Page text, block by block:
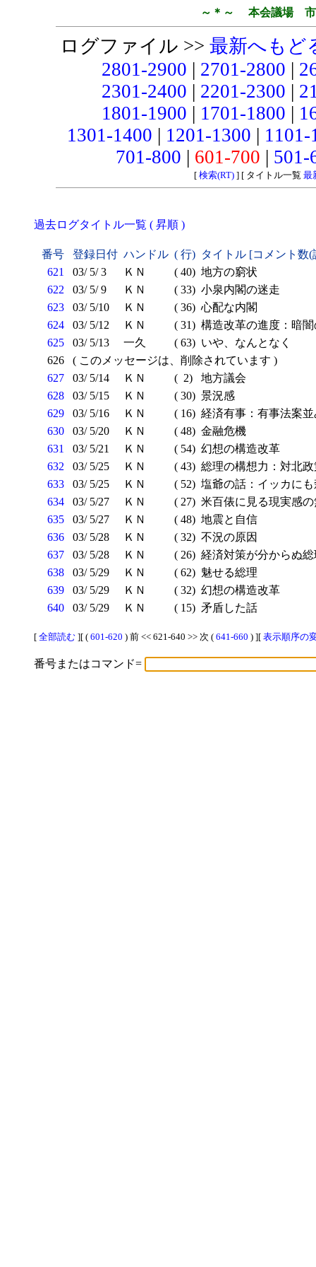
～＊～ 本会議場 市
ログファイル >> 最新へもど
2801-2900 | 2701-2800 |
2301-2400 | 2201-2300 |
1801-1900 | 1701-1800 |
1301-1400 | 1201-1300 |
701-800 | 601-700 |
[ 検索(RT)] [ タイトル一覧 最
過去ログタイトル一覧 ( 昇順 )
番号 登録日付 ハンドル ( 行) タイトル [コメント数
621
03/ 5/ 3 ＫＮ ( 40) 地方の窮状
622
03/ 5/ 9 ＫＮ ( 33) 小泉内閣の迷走
623
03/ 5/10 ＫＮ ( 36) 心配な内閣
624
03/ 5/12 ＫＮ ( 31) 構造改革の進度：暗
625
03/ 5/13 一久 ( 63) いや、なんとなく
626
( このメッセージは、削除されています )
627
03/ 5/14 ＫＮ ( 2)
地方議会
628
03/ 5/15 ＫＮ ( 30) 景況感
629
03/ 5/16 ＫＮ ( 16) 経済有事：有事法案
630
03/ 5/20 ＫＮ ( 48) 金融危機
631
03/ 5/21 ＫＮ ( 54) 幻想の構造改革
632
03/ 5/25 ＫＮ ( 43) 総理の構想力：対北政
633
03/ 5/25 ＫＮ ( 52) 塩爺の話：イッカに
634
03/ 5/27 ＫＮ ( 27) 米百俵に見る現実感
635
03/ 5/27 ＫＮ ( 48) 地震と自信
636
03/ 5/28 ＫＮ ( 32) 不況の原因
637
03/ 5/28 ＫＮ ( 26) 経済対策が分からぬ総
638
03/ 5/29 ＫＮ ( 62) 魅せる総理
639
03/ 5/29 ＫＮ ( 32) 幻想の構造改革
640
03/ 5/29 ＫＮ ( 15) 矛盾した話
[ 全部読む ][ ( 601-620 ) 前 << 621-640 >> 次 ( 641-660 ) ][ 表示順序の
番号またはコマンド=